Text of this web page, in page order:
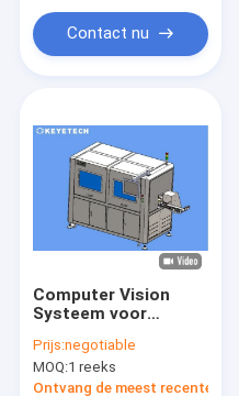
Contact nu
Computer Vision
Systeem voor
Defectdetectie van
Preform Toevoer
Prijs:negotiable
MOQ:1 reeks
Ontvang de meest recente Prijs